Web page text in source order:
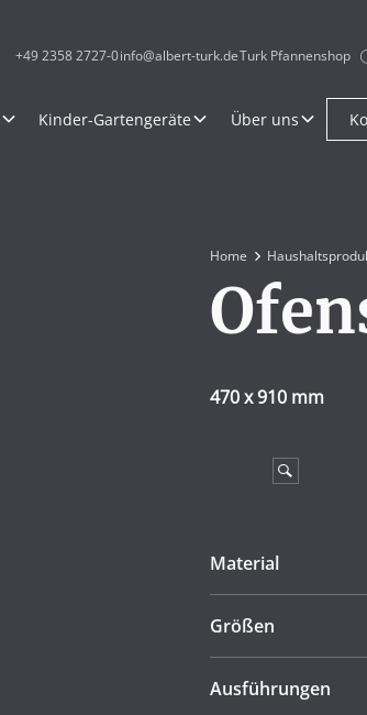
+49 2358 2727-0info@albert-turk.deTurk Pfannenshop
Kinder-Gartengeräte Über uns
Home
470 x 910 mm
Material
Größen
Ausführungen